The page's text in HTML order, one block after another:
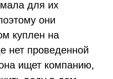
для их
они
куплен на
нет проведенной
ищет компанию,